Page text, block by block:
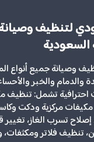
لتنظيف
السعودية
وصيانة جميع أنواع
والدمام والخبر
احترافية تشمل:
مركزية ودكت
تسرب الغاز، تغيير
تنظيف فلاتر